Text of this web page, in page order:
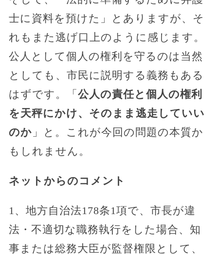
士に資料を預けた」とありますが、そ
れもまた逃げ口上のように感じます。
公人として個人の権利を守るのは当然
としても、市民に説明する義務もある
はずです。「 公人の責任と個人の権利
を天秤にかけ、そのまま逃走していい
のか 」と。これが今回の問題の本質か
もしれません。
ネットからのコメント
1、地方自治法178条1項で、市長が違
法・不適切な職務執行をした場合、知
事または総務大臣が監督権限として、